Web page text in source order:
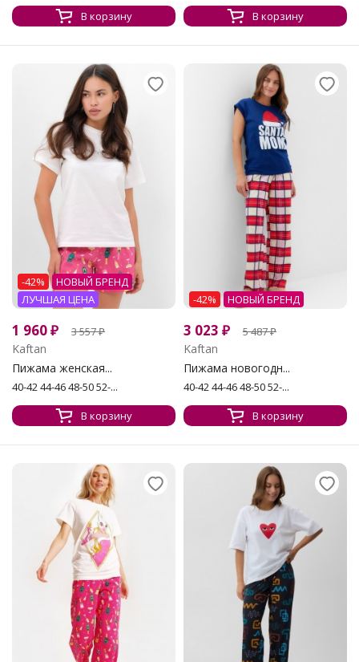
В корзину
В корзину
-42%
НОВЫЙ БРЕНД
ЛУЧШАЯ ЦЕНА
1 960₽ 3 557₽
Kaftan
Пижама женская...
40-42 44-46 48-50 52-...
В корзину
-42% НОВЫЙ БРЕНД
3 023 ₽ 5 487₽
Kaftan
Пижама новогодн...
40-42 44-46 48-50 52-...
В корзину